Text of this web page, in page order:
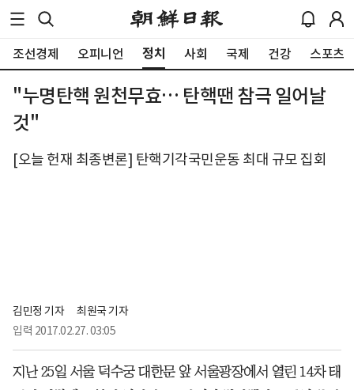
조선경제 오피니언 정치 사회 국제 건강 스포츠
"누명탄핵 원천무효… 탄핵땐 참극 일어날
것"
[오늘 헌재 최종변론] 탄핵기각국민운동 최대 규모 집회
김민정 기자
최원국 기자
입력 2017.02.27. 03:05
지난 25일 서울 덕수궁 대한문 앞 서울광장에서 열린 14차 태